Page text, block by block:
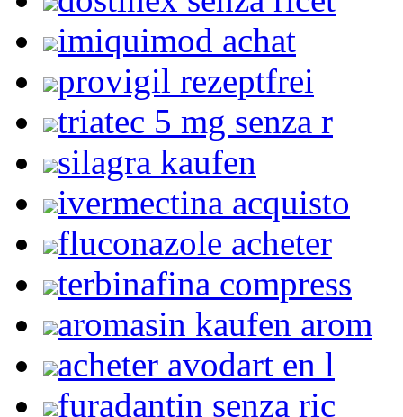
imiquimod achat
provigil rezeptfrei
triatec 5 mg senza r
silagra kaufen
ivermectina acquisto
fluconazole acheter
terbinafina compress
aromasin kaufen arom
acheter avodart en l
furadantin senza ric